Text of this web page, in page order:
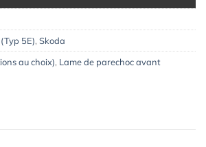
5E), Skoda
au choix), Lame de parechoc avant